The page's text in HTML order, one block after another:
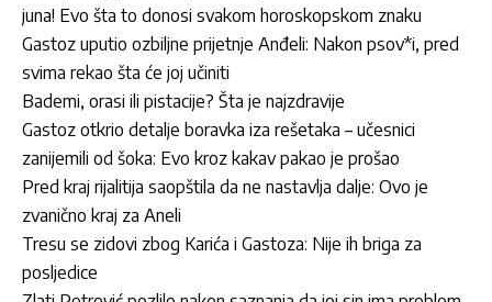
juna! Evo šta to donosi svakom horoskopskom znaku
Gastoz uputio ozbiljne prijetnje Anđeli: Nakon psov*i, pred
svima rekao šta će joj učiniti
Bademi, orasi ili pistacije? Šta je najzdravije
Gastoz otkrio detalje boravka iza rešetaka – učesnici
zanijemili od šoka: Evo kroz kakav pakao je prošao
Pred kraj rijalitija saopštila da ne nastavlja dalje: Ovo je
zvanično kraj za Aneli
Tresu se zidovi zbog Karića i Gastoza: Nije ih briga za
posljedice